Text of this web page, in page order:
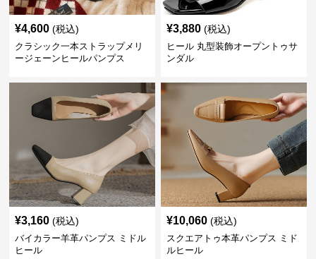
¥4,600 (税込)
クラシック一本ストラップメリ
ージェーンヒールパンプス
¥3,880 (税込)
ヒール 丸型装飾オープントゥサ
ンダル
¥3,160 (税込)
バイカラー羊革パンプス ミドル
ヒール
¥10,060 (税込)
スクエアトゥ本革パンプス ミド
ルヒール